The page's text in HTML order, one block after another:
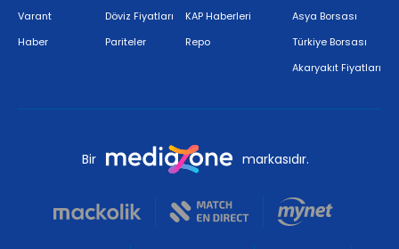
Varant
Haber
Döviz Fiyatları
Pariteler
KAP Haberleri
Repo
Asya Borsası
Türkiye Borsası
Akaryakıt Fiyatları
Bir markasıdır.